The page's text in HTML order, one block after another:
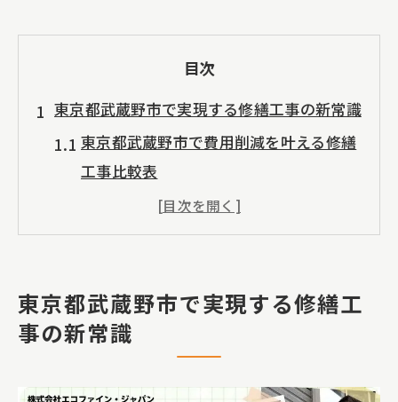
目次
東京都武蔵野市で実現する修繕工事の新常識
東京都武蔵野市で費用削減を叶える修繕
工事比較表
中規模修繕工事・大規模修繕工事の違い
を徹底解説
トとは
外壁雨漏りや窓回り雨漏りの早期発見が
タイル補修や外壁塗装を効率化する一部
東京都武蔵野市で実現する修繕工
事の新常識